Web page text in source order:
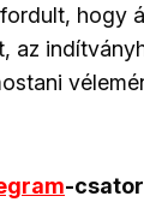
hogy
az
-